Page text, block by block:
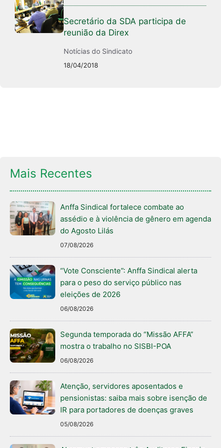
Secretário da SDA participa de
reunião da Direx
Notícias do Sindicato
18/04/2018
Mais Recentes
Anffa Sindical fortalece combate ao
assédio e à violência de gênero em agenda
do Agosto Lilás
07/08/2026
“Vote Consciente”: Anffa Sindical alerta
para o peso do serviço público nas
eleições de 2026
06/08/2026
Segunda temporada do “Missão AFFA”
mostra o trabalho no SISBI-POA
06/08/2026
Atenção, servidores aposentados e
pensionistas: saiba mais sobre isenção de
IR para portadores de doenças graves
05/08/2026